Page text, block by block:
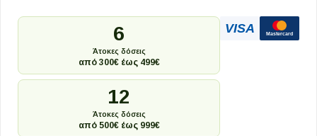
6
Άτοκες δόσεις
από 300€ έως 499€
12
Άτοκες δόσεις
από 500€ έως 999€
VISA Mastercard